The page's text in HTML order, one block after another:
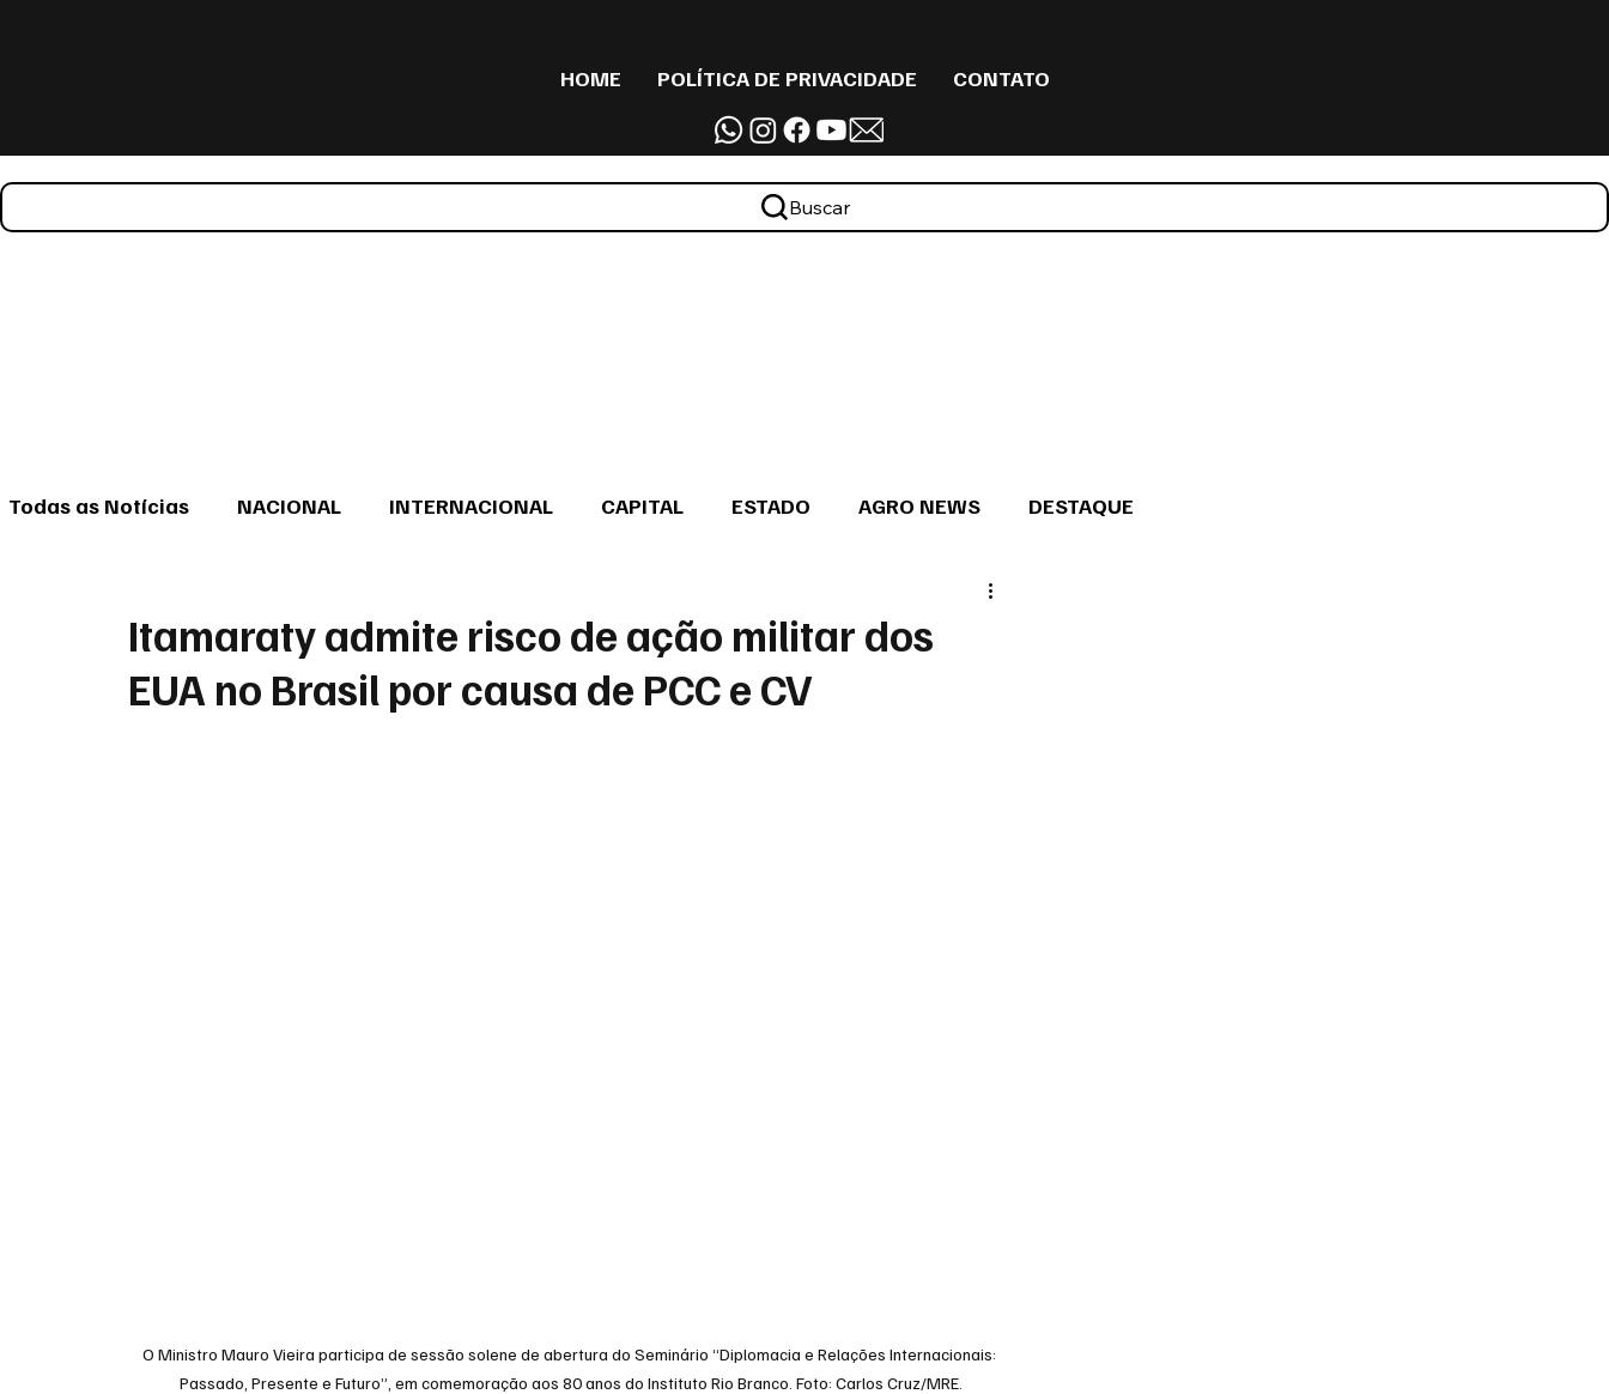
HOME POLÍTICA DE PRIVACIDADE CONTATO
Buscar
Todas as Notícias NACIONAL INTERNACIONAL CAPITAL ESTADO AGRO NEWS DESTAQUE
Itamaraty admite risco de ação militar dos
EUA no Brasil por causa de PCC e CV
O Ministro Mauro Vieira participa de sessão solene de abertura do Seminário “Diplomacia e Relações Internacionais:
Passado, Presente e Futuro”, em comemoração aos 80 anos do Instituto Rio Branco. Foto: Carlos Cruz/MRE.